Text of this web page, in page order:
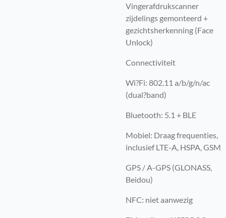
Vingerafdrukscanner
zijdelings gemonteerd +
gezichtsherkenning (Face
Unlock)
Connectiviteit
Wi?Fi: 802.11 a/b/g/n/ac
(dual?band)
Bluetooth: 5.1 + BLE
Mobiel: Draag frequenties,
inclusief LTE-A, HSPA, GSM
GPS / A-GPS (GLONASS,
Beidou)
NFC: niet aanwezig